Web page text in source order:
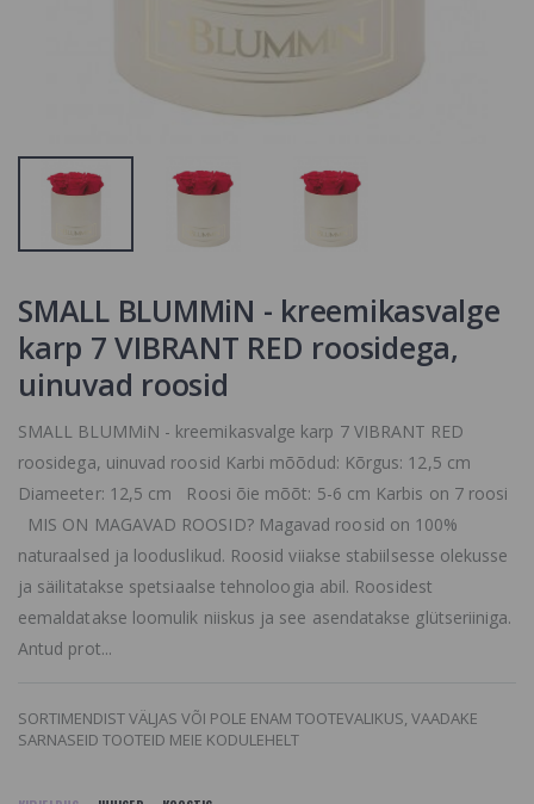
SMALL BLUMMiN - kreemikasvalge
karp 7 VIBRANT RED roosidega,
uinuvad roosid
SMALL BLUMMiN - kreemikasvalge karp 7 VIBRANT RED
roosidega, uinuvad roosid Karbi mõõdud: Kõrgus: 12,5 cm
Diameeter: 12,5 cm Roosi õie mõõt: 5-6 cm Karbis on 7 roosi
MIS ON MAGAVAD ROOSID? Magavad roosid on 100%
naturaalsed ja looduslikud. Roosid viiakse stabiilsesse olekusse
ja säilitatakse spetsiaalse tehnoloogia abil. Roosidest
eemaldatakse loomulik niiskus ja see asendatakse glütseriiniga.
Antud prot...
SORTIMENDIST VÄLJAS VÕI POLE ENAM TOOTEVALIKUS, VAADAKE
SARNASEID TOOTEID MEIE KODULEHELT
Marine Depth
3 €